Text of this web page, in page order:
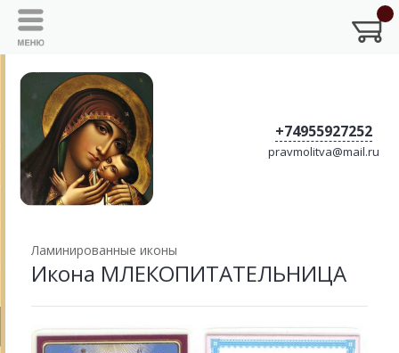
+74955927252
pravmolitva@mail.ru
Ламинированные иконы
Икона МЛЕКОПИТАТЕЛЬНИЦА